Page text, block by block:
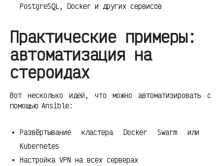
PostgreSQL, Docker и других сервисов
Практические примеры:
автоматизация на
стероидах
Вот несколько идей, что можно автоматизировать с
помощью Ansible:
Развёртывание кластера Docker Swarm или
Kubernetes
Настройка VPN на всех серверах